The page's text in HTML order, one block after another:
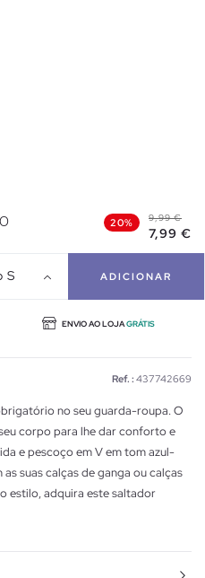
20% 9,99 €
7,99 €
S ADICIONAR
ENVIO AO LOJAGRÁTIS
Ref. : 437742669
no seu guarda-roupa. O
corpo para lhe dar conforto e
e pescoço em V em tom azul-
suas calças de ganga ou calças
estilo, adquira este saltador